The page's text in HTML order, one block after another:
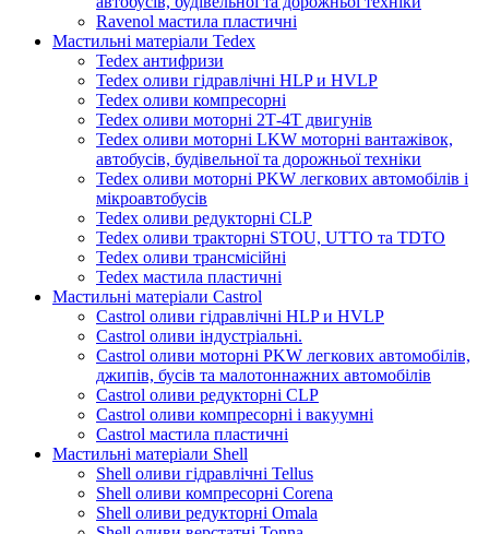
Ravenol мастила пластичні
Мастильні матеріали Tedex
Tedex антифризи
Tedex оливи гідравлічні HLP и HVLP
Tedex оливи компресорні
Tedex оливи моторні 2Т-4Т двигунів
Tedex оливи моторні LKW моторні вантажівок,
автобусів, будівельної та дорожньої техніки
Tedex оливи моторні PKW легкових автомобілів і
мікроавтобусів
Tedex оливи редукторні CLP
Tedex оливи тракторні STOU, UTTO та TDTO
Tedex оливи трансмісійні
Tedex мастила пластичні
Мастильні матеріали Castrol
Castrol оливи гідравлічні HLP и HVLP
Castrol оливи індустріальні.
Castrol оливи моторні PKW легкових автомобілів,
джипів, бусів та малотоннажних автомобілів
Castrol оливи редукторні CLP
Castrol оливи компресорні і вакуумні
Castrol мастила пластичні
Мастильні матеріали Shell
Shell оливи гідравлічні Tellus
Shell оливи компресорні Corena
Shell оливи редукторні Omala